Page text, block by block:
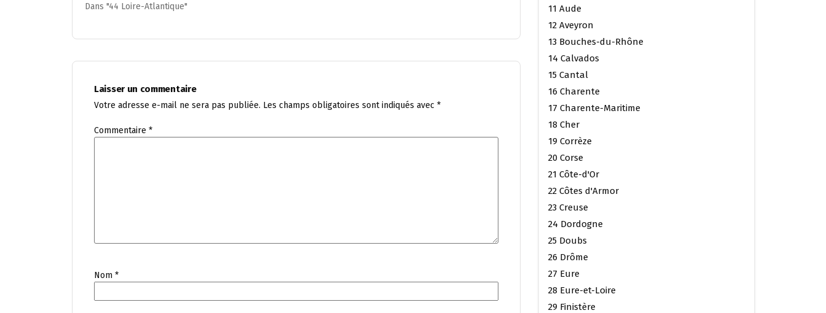
Dans "44 Loire-Atlantique"
Laisser un commentaire
Votre adresse e-mail ne sera pas publiée. Les champs obligatoires sont indiqués avec *
Commentaire *
Nom *
11 Aude
12 Aveyron
13 Bouches-du-Rhône
14 Calvados
15 Cantal
16 Charente
17 Charente-Maritime
18 Cher
19 Corrèze
20 Corse
21 Côte-d'Or
22 Côtes d'Armor
23 Creuse
24 Dordogne
25 Doubs
26 Drôme
27 Eure
28 Eure-et-Loire
29 Finistère